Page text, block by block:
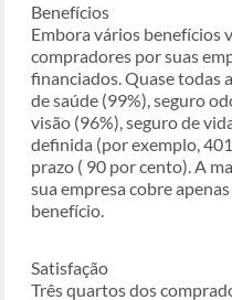
Benefícios
Embora vários benefícios
compradores por suas
financiados. Quase todas
de saúde (99%), seguro
visão (96%), seguro de
definida (por exemplo,
prazo ( 90 por cento). A
sua empresa cobre
benefício.
Satisfação
Três quartos dos